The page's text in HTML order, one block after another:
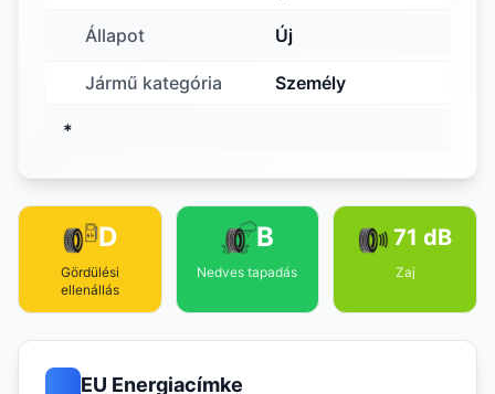
Állapot Új
Jármű kategória Személy
*
D
Gördülési
ellenállás
B
Nedves tapadás
71 dB
Zaj
EU Energiacímke